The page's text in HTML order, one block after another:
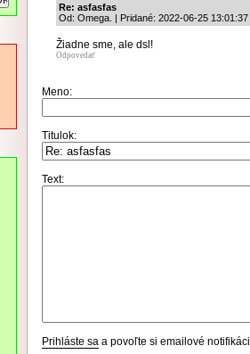
Re: asfasfas
Od: Omega. | Pridané: 2022-06-25 13:01:37
Žiadne sme, ale dsl!
Odpovedať
Meno:
Titulok:
Text:
Prihláste sa a povoľte si emailové